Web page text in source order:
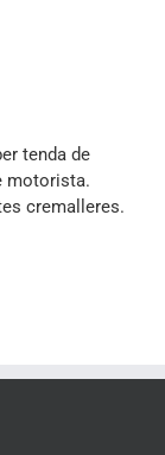
tenda de
motorista.
cremalleres.